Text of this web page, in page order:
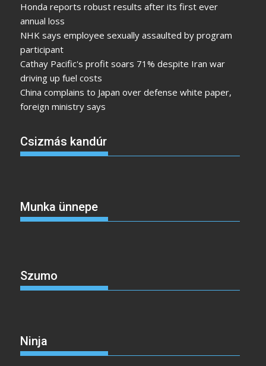
Honda reports robust results after its first ever
annual loss
NHK says employee sexually assaulted by program
participant
Cathay Pacific's profit soars 71% despite Iran war
driving up fuel costs
China complains to Japan over defense white paper,
foreign ministry says
Csizmás kandúr
Munka ünnepe
Szumo
Ninja